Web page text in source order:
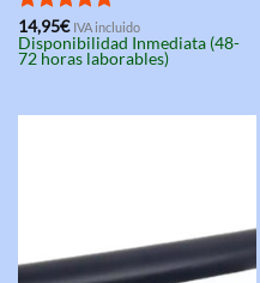
Valorado
con5.00
de 5
14,95€ IVA incluido
Disponibilidad Inmediata (48-
72 horas laborables)